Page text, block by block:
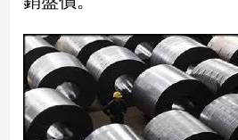
會
焦
點